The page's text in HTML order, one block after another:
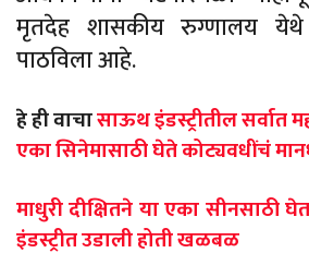
मृतदेह शासकीय रुग्णालय येथे
पाठविला आहे.
हे ही वाचासाऊथ इंडस्ट्रीतील सर्वात
एका सिनेमासाठी घेते कोट्यवधींचं
माधुरी दीक्षितने या एका सीनसाठी
इंडस्ट्रीत उडाली होती खळबळ